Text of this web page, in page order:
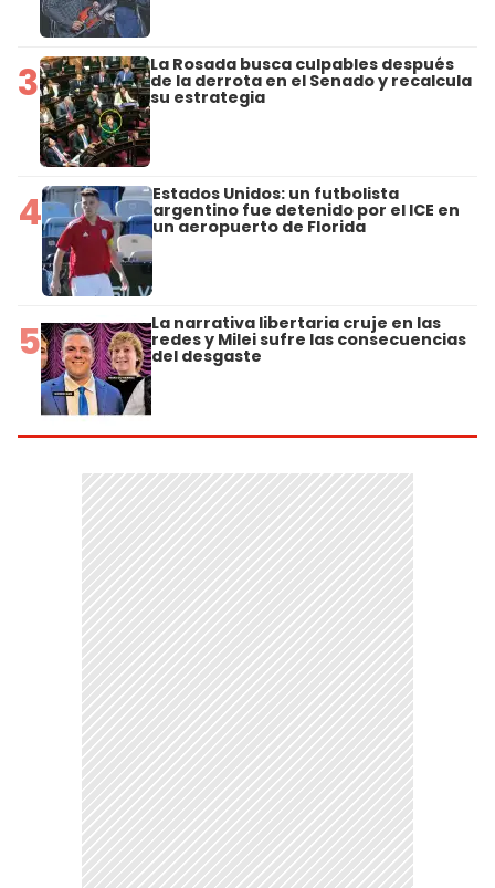
3 La Rosada busca culpables después
de la derrota en el Senado y recalcula
su estrategia
4 Estados Unidos: un futbolista
argentino fue detenido por el ICE en
un aeropuerto de Florida
5 La narrativa libertaria cruje en las
redes y Milei sufre las consecuencias
del desgaste